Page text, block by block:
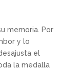
memoria. Por
y lo
el
la medalla